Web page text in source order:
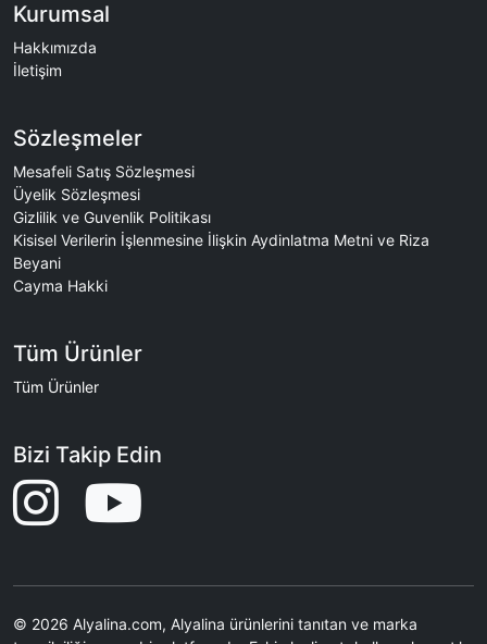
Kurumsal
Hakkımızda
İletişim
Sözleşmeler
Mesafeli Satış Sözleşmesi
Üyelik Sözleşmesi
Gizlilik ve Guvenlik Politikası
Kisisel Verilerin İşlenmesine İlişkin Aydinlatma Metni ve Riza
Beyani
Cayma Hakki
Tüm Ürünler
Tüm Ürünler
Bizi Takip Edin
© 2026 Alyalina.com, Alyalina ürünlerini tanıtan ve marka